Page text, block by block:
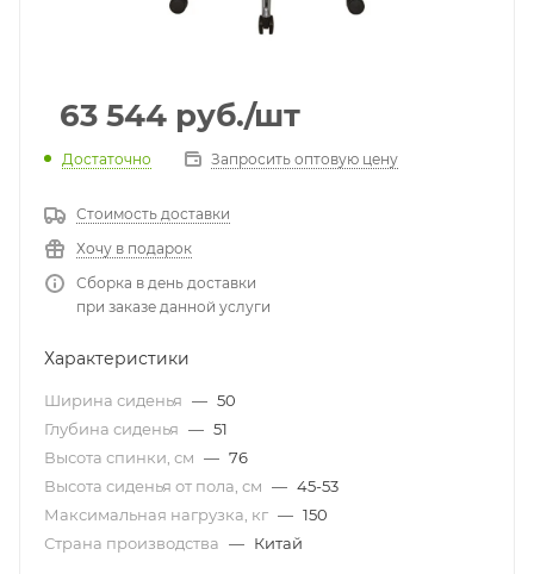
63 544 руб./шт
Достаточно Запросить оптовую цену
Стоимость доставки
Хочу в подарок
Сборка в день доставки
при заказе данной услуги
Характеристики
Ширина сиденья — 50
Глубина сиденья — 51
Высота спинки, см — 76
Высота сиденья от пола, см — 45-53
Максимальная нагрузка, кг — 150
Страна производства — Китай